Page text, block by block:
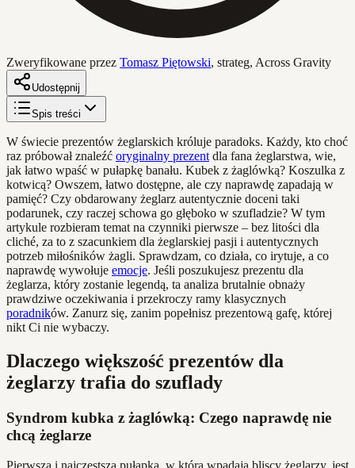
Zweryfikowane przez Tomasz Piętowski, strateg, Across Gravity
Udostępnij
Spis treści
W świecie prezentów żeglarskich króluje paradoks. Każdy, kto choć
raz próbował znaleźć oryginalny prezent dla fana żeglarstwa, wie,
jak łatwo wpaść w pułapkę banału. Kubek z żaglówką? Koszulka z
kotwicą? Owszem, łatwo dostępne, ale czy naprawdę zapadają w
pamięć? Czy obdarowany żeglarz autentycznie doceni taki
podarunek, czy raczej schowa go głęboko w szufladzie? W tym
artykule rozbieram temat na czynniki pierwsze – bez litości dla
cliché, za to z szacunkiem dla żeglarskiej pasji i autentycznych
potrzeb miłośników żagli. Sprawdzam, co działa, co irytuje, a co
naprawdę wywołuje emocje. Jeśli poszukujesz prezentu dla
żeglarza, który zostanie legendą, ta analiza brutalnie obnaży
prawdziwe oczekiwania i przekroczy ramy klasycznych
poradników. Zanurz się, zanim popełnisz prezentową gafę, której
nikt Ci nie wybaczy.
Dlaczego większość prezentów dla
żeglarzy trafia do szuflady
Syndrom kubka z żaglówką: Czego naprawdę nie
chcą żeglarze